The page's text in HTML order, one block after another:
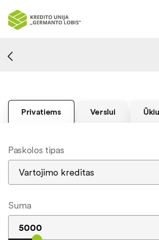
Privatiems Verslui
Paskolos tipas
Suma